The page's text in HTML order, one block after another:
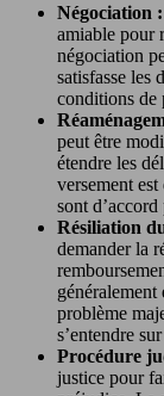
Négociation :
amiable pour
négociation
satisfasse les
conditions de
peut être
étendre les
versement
sont
Résiliation
demander la
généralement
problème
s’entendre
Procédure
justice pour